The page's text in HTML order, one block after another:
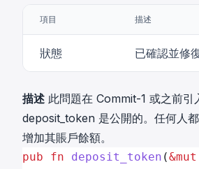
項目 描述
狀態 已確認並修
描述 此問題在 Commit-1 或之前引
deposit_token 是公開的。任何人
增加其賬戶餘額。
pub fn deposit_token (&mut